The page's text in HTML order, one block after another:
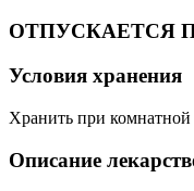
ОТПУСКАЕТСЯ
Условия хранения
Хранить при комнатной
Описание